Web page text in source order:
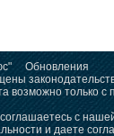
Обновления
возможно только с
с
и даете